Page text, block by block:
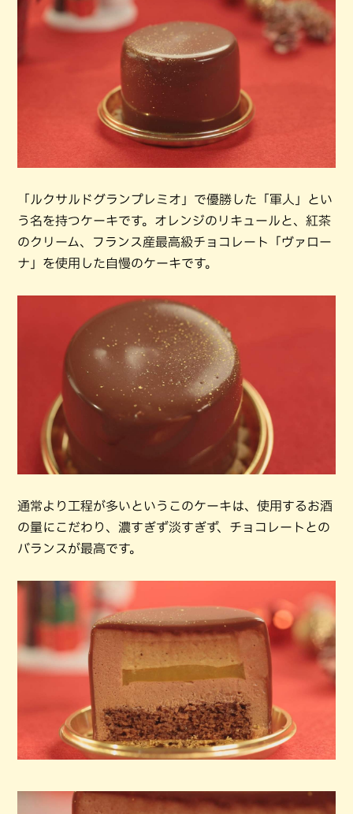
「ルクサルドグランプレミオ」で優勝した「軍人」とい
う名を持つケーキです。オレンジのリキュールと、紅茶
のクリーム、フランス産最高級チョコレート「ヴァロー
ナ」を使用した自慢のケーキです。
通常より工程が多いというこのケーキは、使用するお酒
の量にこだわり、濃すぎず淡すぎず、チョコレートとの
バランスが最高です。